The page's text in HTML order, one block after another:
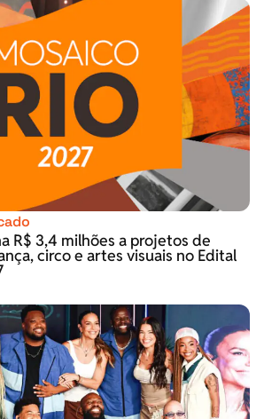
R$ 3,4 milhões a projetos de
circo e artes visuais no Edital